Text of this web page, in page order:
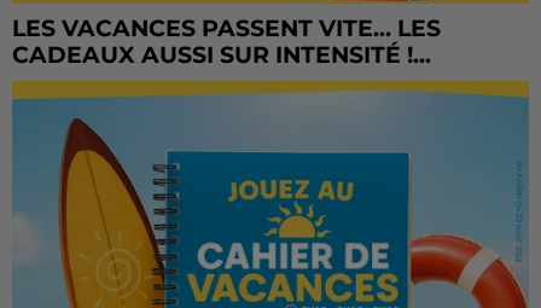
LES VACANCES PASSENT VITE... LES
CADEAUX AUSSI SUR INTENSITÉ !...